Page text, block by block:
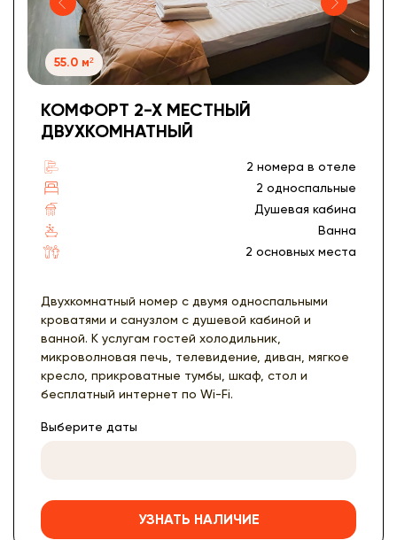
55.0 м²
КОМФОРТ 2-Х МЕСТНЫЙ
ДВУХКОМНАТНЫЙ
2 номера в отеле
2 односпальные
Душевая кабина
Ванна
2 основных места
Двухкомнатный номер с двумя односпальными
кроватями и санузлом с душевой кабиной и
ванной. К услугам гостей холодильник,
микроволновая печь, телевидение, диван, мягкое
кресло, прикроватные тумбы, шкаф, стол и
бесплатный интернет по Wi-Fi.
Выберите даты
УЗНАТЬ НАЛИЧИЕ